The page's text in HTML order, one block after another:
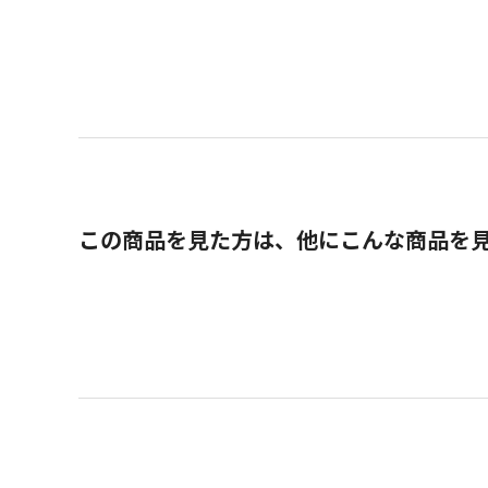
この商品を見た方は、他にこんな商品を